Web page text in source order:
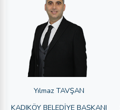
Yılmaz TAVŞAN
KADIKÖY BELEDİYE BAŞKANI